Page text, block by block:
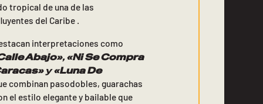
tropical de una de las
del Caribe .
interpretaciones como
Abajo»,«Ni Se Compra
y«Luna De
combinan pasodobles, guarachas
el estilo elegante y bailable que